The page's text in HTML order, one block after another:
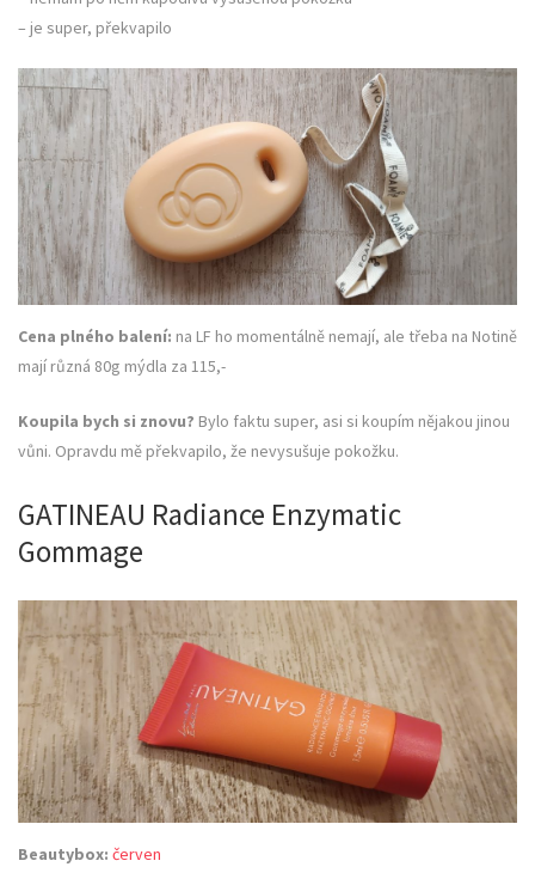
– je super, překvapilo
Cena plného balení: na LF ho momentálně nemají, ale třeba na Notině
mají různá 80g mýdla za 115,-
Koupila bych si znovu? Bylo faktu super, asi si koupím nějakou jinou
vůni. Opravdu mě překvapilo, že nevysušuje pokožku.
GATINEAU Radiance Enzymatic
Gommage
Beautybox: červen